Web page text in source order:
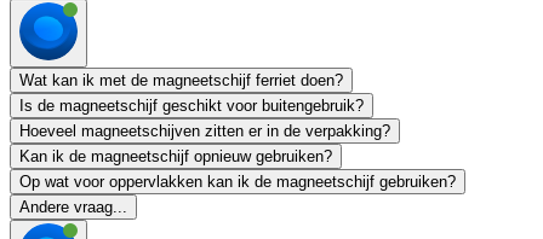
Wat kan ik met de magneetschijf ferriet doen?
Is de magneetschijf geschikt voor buitengebruik?
Hoeveel magneetschijven zitten er in de verpakking?
Kan ik de magneetschijf opnieuw gebruiken?
Op wat voor oppervlakken kan ik de magneetschijf gebruiken?
Andere vraag...